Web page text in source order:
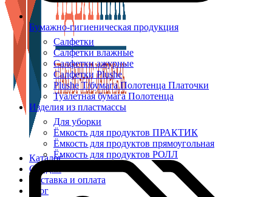
Каталог
Скидки
Доставка и оплата
Блог
Бумажно-гигиеническая продукция
Салфетки
Салфетки влажные
Салфетки ажурные
Салфетки Plushe
Plushe Т/бумага Полотенца Платочки
Туалетная бумага Полотенца
Изделия из пластмассы
Для уборки
Ёмкость для продуктов ПРАКТИК
Ёмкость для продуктов прямоугольная
Ёмкость для продуктов РОЛЛ